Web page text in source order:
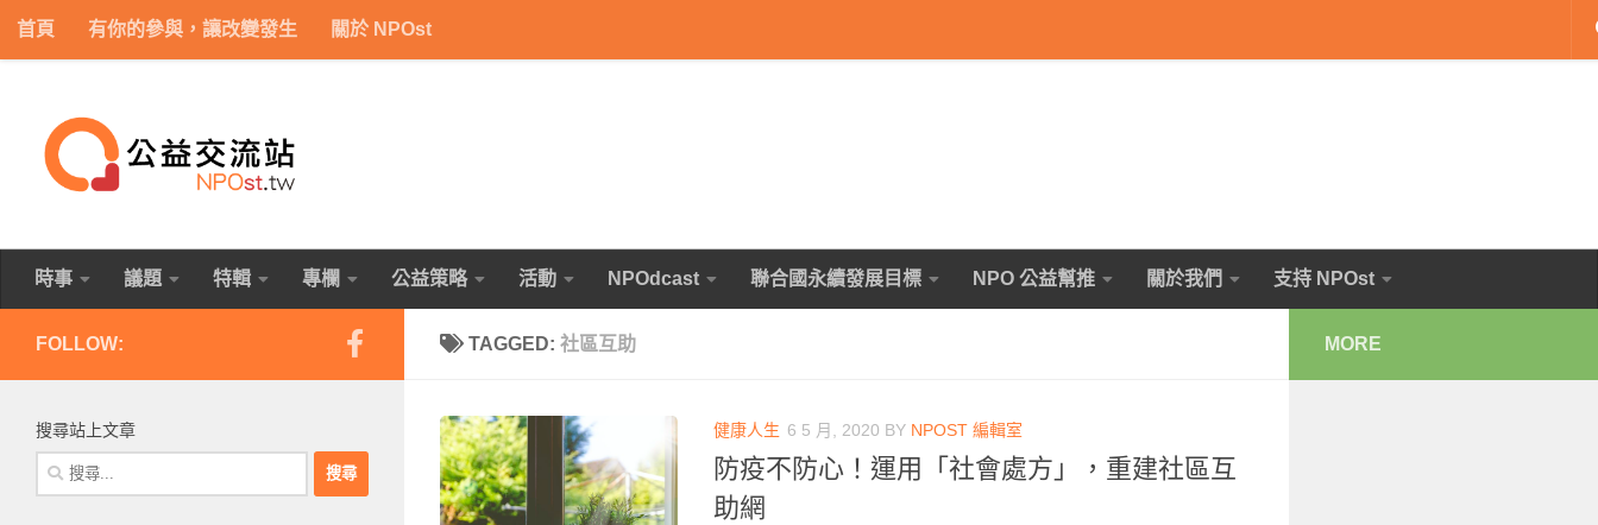
Skip to content
首頁 有你的參與，讓改變發生 關於 NPOst
時事 議題 特輯 專欄 公益策略 活動 NPOdcast 聯合國永續發展目標 NPO 公益幫推 關於我們 支持 NPOst
TAGGED: 社區互助
健康人生 6 5 月, 2020 BY NPOST 編輯室
防疫不防心！運用「社會處方」，重建社區互
助網
FOLLOW:
搜尋站上文章
搜
尋
MORE